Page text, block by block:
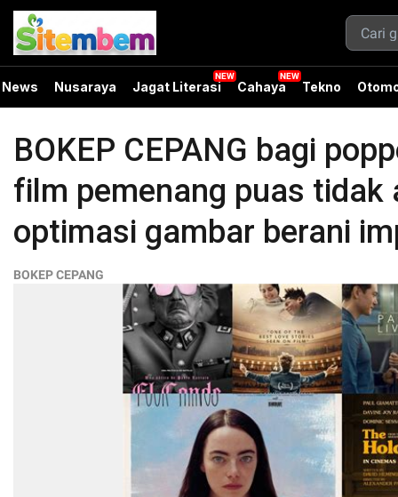
News Nusaraya Jagat Literasi Cahaya Tekno
BOKEP CEPANG bagi
film pemenang puas
optimasi gambar berani
BOKEP CEPANG